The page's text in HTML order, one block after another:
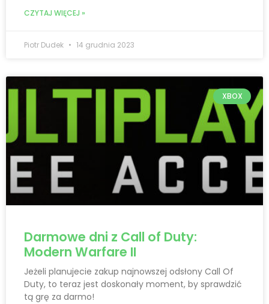
CZYTAJ WIĘCEJ »
Piotr Dudek 14 grudnia 2023
XBOX
Darmowe dni z Call of Duty:
Modern Warfare II
Jeżeli planujecie zakup najnowszej odsłony Call Of
Duty, to teraz jest doskonały moment, by sprawdzić
tą grę za darmo!